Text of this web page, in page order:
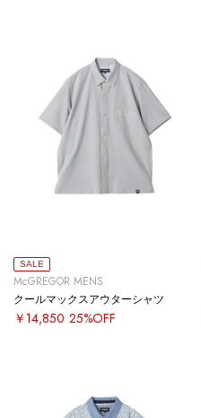
SALE
McGREGOR MENS
クールマックスアウターシャツ
￥14,850 25%OFF